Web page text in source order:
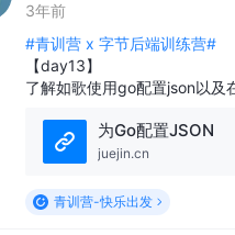
3年前
#青训营 x 字节后端训练营#
【day13】
了解如歌使用go配置json以及
为Go配置JSON
juejin.cn
青训营-快乐出发